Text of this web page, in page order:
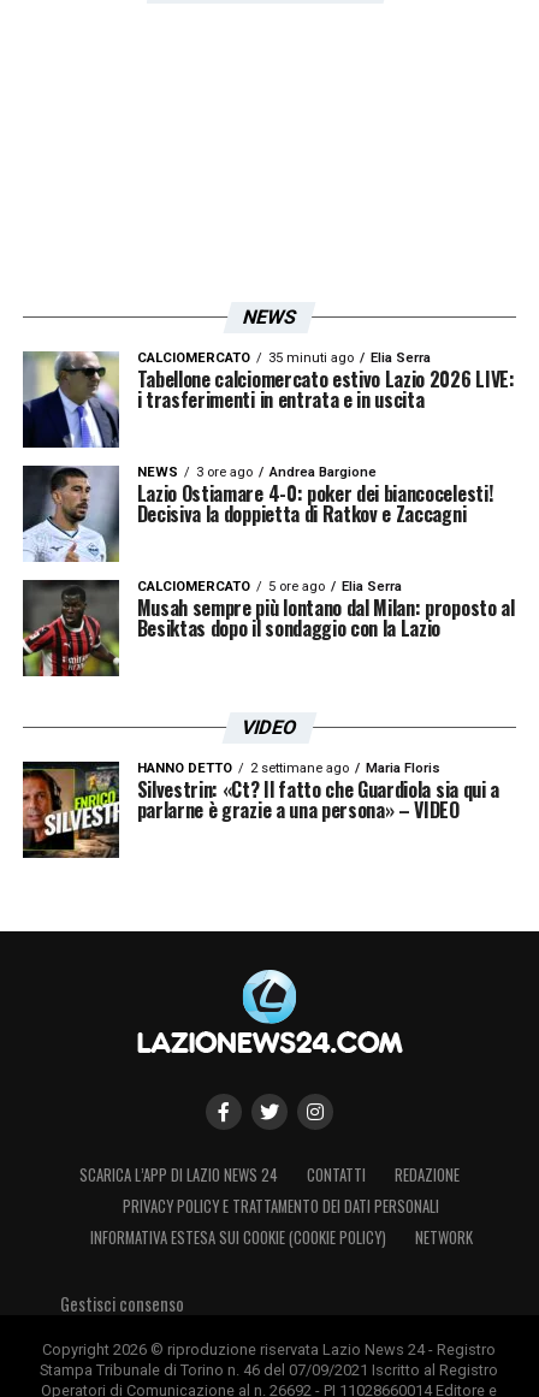
NEWS
CALCIOMERCATO 35 minuti ago Elia Serra
Tabellone calciomercato estivo Lazio 2026 LIVE:
i trasferimenti in entrata e in uscita
NEWS 3 ore ago Andrea Bargione
Lazio Ostiamare 4-0: poker dei biancocelesti!
Decisiva la doppietta di Ratkov e Zaccagni
CALCIOMERCATO 5 ore ago Elia Serra
Musah sempre più lontano dal Milan: proposto al
Besiktas dopo il sondaggio con la Lazio
VIDEO
HANNO DETTO 2 settimane ago Maria Floris
Silvestrin: «Ct? Il fatto che Guardiola sia qui a
parlarne è grazie a una persona» – VIDEO
SCARICA L’APP DI LAZIO NEWS 24 CONTATTI
REDAZIONE
PRIVACY POLICY E TRATTAMENTO DEI DATI PERSONALI
INFORMATIVA ESTESA SUI COOKIE (COOKIE POLICY)
NETWORK
Gestisci consenso
Copyright 2026 © riproduzione riservata Lazio News 24 - Registro
Stampa Tribunale di Torino n. 46 del 07/09/2021 Iscritto al Registro
Operatori di Comunicazione al n. 26692 - PI 11028660014 Editore e